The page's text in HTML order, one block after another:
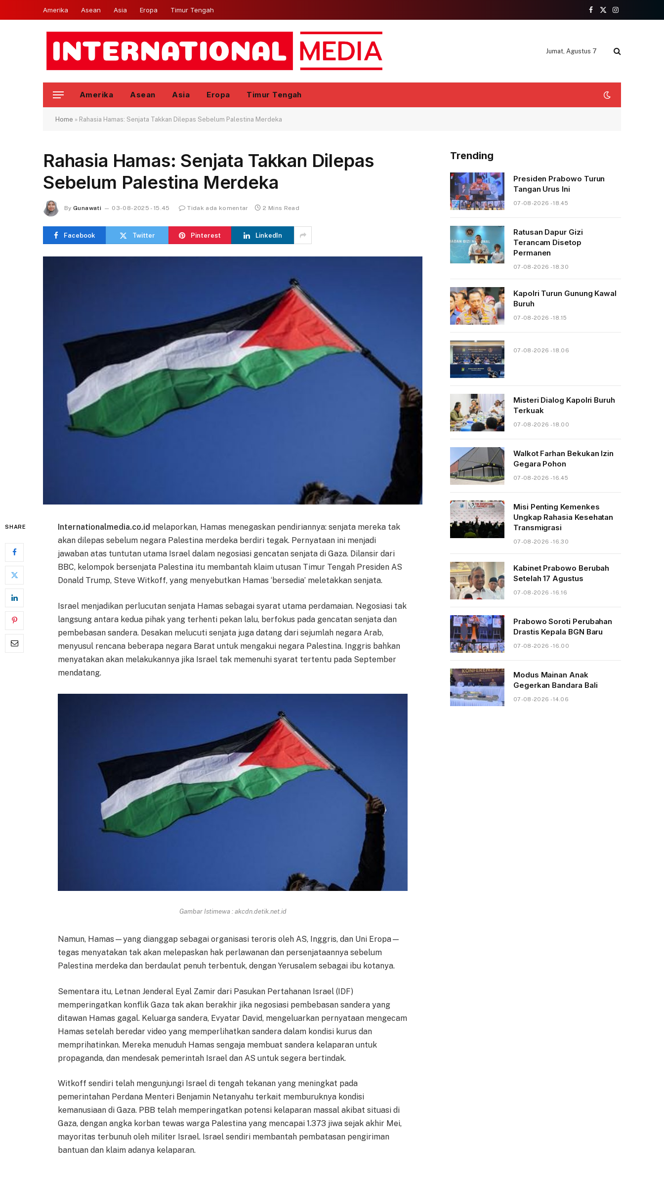
Amerika Asean Asia Eropa Timur Tengah
Facebook
X
Instagram
Jumat, Agustus 7
Amerika Asean Asia Eropa Timur Tengah
Home » Rahasia Hamas: Senjata Takkan Dilepas Sebelum Palestina Merdeka
Rahasia Hamas: Senjata Takkan Dilepas
Sebelum Palestina Merdeka
By Gunawati 03-08-2025 - 15.45 Tidak ada komentar 2 Mins Read
Facebook Twitter Pinterest LinkedIn
SHARE Internationalmedia.co.id melaporkan, Hamas menegaskan pendiriannya: senjata mereka tak
akan dilepas sebelum negara Palestina merdeka berdiri tegak. Pernyataan ini menjadi
jawaban atas tuntutan utama Israel dalam negosiasi gencatan senjata di Gaza. Dilansir dari
BBC, kelompok bersenjata Palestina itu membantah klaim utusan Timur Tengah Presiden AS
Donald Trump, Steve Witkoff, yang menyebutkan Hamas ‘bersedia’ meletakkan senjata.
Israel menjadikan perlucutan senjata Hamas sebagai syarat utama perdamaian. Negosiasi tak
langsung antara kedua pihak yang terhenti pekan lalu, berfokus pada gencatan senjata dan
pembebasan sandera. Desakan melucuti senjata juga datang dari sejumlah negara Arab,
menyusul rencana beberapa negara Barat untuk mengakui negara Palestina. Inggris bahkan
menyatakan akan melakukannya jika Israel tak memenuhi syarat tertentu pada September
mendatang.
Gambar Istimewa : akcdn.detik.net.id
Namun, Hamas—yang dianggap sebagai organisasi teroris oleh AS, Inggris, dan Uni Eropa—
tegas menyatakan tak akan melepaskan hak perlawanan dan persenjataannya sebelum
Palestina merdeka dan berdaulat penuh terbentuk, dengan Yerusalem sebagai ibu kotanya.
Sementara itu, Letnan Jenderal Eyal Zamir dari Pasukan Pertahanan Israel (IDF)
memperingatkan konflik Gaza tak akan berakhir jika negosiasi pembebasan sandera yang
ditawan Hamas gagal. Keluarga sandera, Evyatar David, mengeluarkan pernyataan mengecam
Hamas setelah beredar video yang memperlihatkan sandera dalam kondisi kurus dan
memprihatinkan. Mereka menuduh Hamas sengaja membuat sandera kelaparan untuk
propaganda, dan mendesak pemerintah Israel dan AS untuk segera bertindak.
Witkoff sendiri telah mengunjungi Israel di tengah tekanan yang meningkat pada
pemerintahan Perdana Menteri Benjamin Netanyahu terkait memburuknya kondisi
kemanusiaan di Gaza. PBB telah memperingatkan potensi kelaparan massal akibat situasi di
Gaza, dengan angka korban tewas warga Palestina yang mencapai 1.373 jiwa sejak akhir Mei,
mayoritas terbunuh oleh militer Israel. Israel sendiri membantah pembatasan pengiriman
bantuan dan klaim adanya kelaparan.
Trending
Presiden Prabowo Turun
Tangan Urus Ini
07-08-2026 - 18.45
Ratusan Dapur Gizi
Terancam Disetop
Permanen
07-08-2026 - 18.30
Kapolri Turun Gunung Kawal
Buruh
07-08-2026 - 18.15
07-08-2026 - 18.06
Misteri Dialog Kapolri Buruh
Terkuak
07-08-2026 - 18.00
Walkot Farhan Bekukan Izin
Gegara Pohon
07-08-2026 - 16.45
Misi Penting Kemenkes
Ungkap Rahasia Kesehatan
Transmigrasi
07-08-2026 - 16.30
Kabinet Prabowo Berubah
Setelah 17 Agustus
07-08-2026 - 16.16
Prabowo Soroti Perubahan
Drastis Kepala BGN Baru
07-08-2026 - 16.00
Modus Mainan Anak
Gegerkan Bandara Bali
07-08-2026 - 14.06